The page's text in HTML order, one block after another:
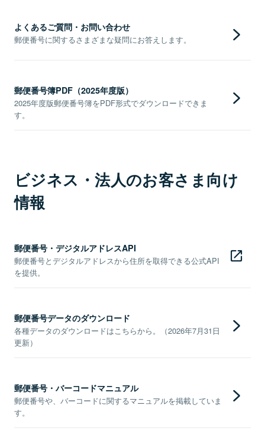
よくあるご質問・お問い合わせ
郵便番号に関するさまざまな疑問にお答えします。
郵便番号簿PDF（2025年度版）
2025年度版郵便番号簿をPDF形式でダウンロードできま
す。
ビジネス・法人のお客さま向け
情報
郵便番号・デジタルアドレスAPI
郵便番号とデジタルアドレスから住所を取得できる公式API
を提供。
郵便番号データのダウンロード
各種データのダウンロードはこちらから。（2026年7月31日
更新）
郵便番号・バーコードマニュアル
郵便番号や、バーコードに関するマニュアルを掲載していま
す。